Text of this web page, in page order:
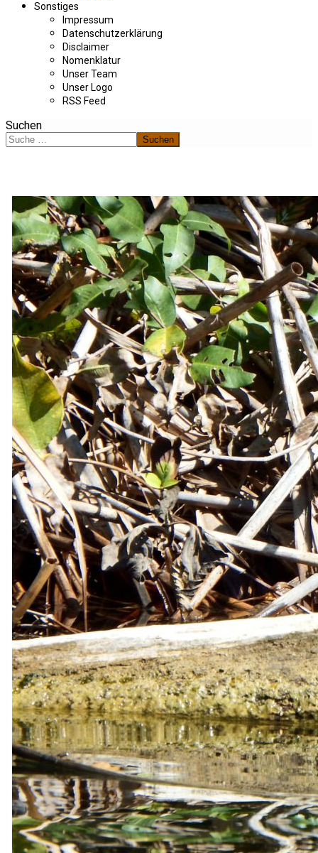
Sonstiges
Impressum
Datenschutzerklärung
Disclaimer
Nomenklatur
Unser Team
Unser Logo
RSS Feed
Suchen
Suchen